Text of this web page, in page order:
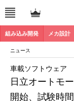
組み込み開発 メカ設計
ニュース
日立オートモ
開始、試験時
車載ソフトウェア